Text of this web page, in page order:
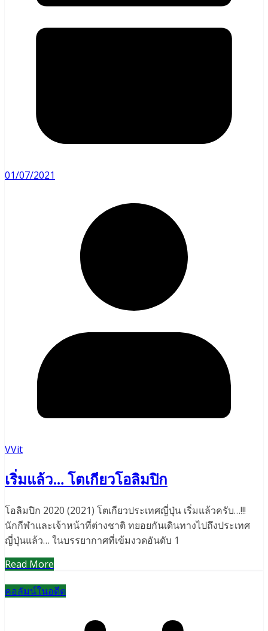
01/07/2021
VVit
เริ่มแล้ว… โตเกียวโอลิมปิก
โอลิมปิก 2020 (2021) โตเกียวประเทศญี่ปุ่น เริ่มแล้วครับ…!!!
นักกีฬาและเจ้าหน้าที่ต่างชาติ ทยอยกันเดินทางไปถึงประเทศ
ญี่ปุ่นแล้ว… ในบรรยากาศที่เข้มงวดอันดับ 1
Read More
คอลัมน์ในอดีต